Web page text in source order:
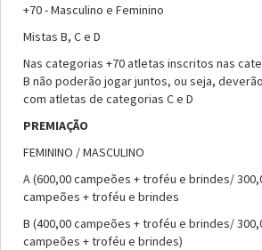
+70 - Masculino e Feminino
Mistas B, C e D
Nas categorias +70 atletas inscritos nas
B não poderão jogar juntos, ou seja,
com atletas de categorias C e D
PREMIAÇÃO
FEMININO / MASCULINO
A (600,00 campeões + troféu e brindes/
campeões + troféu e brindes
B (400,00 campeões + troféu e brindes/
campeões + troféu e brindes)